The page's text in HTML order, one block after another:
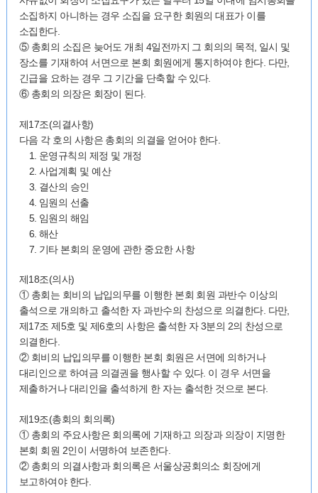
소집하지 아니하는 경우 소집을 요구한 회원의 대표가 이를
소집한다.
⑤ 총회의 소집은 늦어도 개최 4일전까지 그 회의의 목적, 일시 및
장소를 기재하여 서면으로 본회 회원에게 통지하여야 한다. 다만,
긴급을 요하는 경우 그 기간을 단축할 수 있다.
⑥ 총회의 의장은 회장이 된다.
제17조(의결사항)
다음 각 호의 사항은 총회의 의결을 얻어야 한다.
1. 운영규칙의 제정 및 개정
2. 사업계획 및 예산
3. 결산의 승인
4. 임원의 선출
5. 임원의 해임
6. 해산
7. 기타 본회의 운영에 관한 중요한 사항
제18조(의사)
① 총회는 회비의 납입의무를 이행한 본회 회원 과반수 이상의
출석으로 개의하고 출석한 자 과반수의 찬성으로 의결한다. 다만,
제17조 제5호 및 제6호의 사항은 출석한 자 3분의 2의 찬성으로
의결한다.
② 회비의 납입의무를 이행한 본회 회원은 서면에 의하거나
대리인으로 하여금 의결권을 행사할 수 있다. 이 경우 서면을
제출하거나 대리인을 출석하게 한 자는 출석한 것으로 본다.
제19조(총회의 회의록)
① 총회의 주요사항은 회의록에 기재하고 의장과 의장이 지명한
본회 회원 2인이 서명하여 보존한다.
② 총회의 의결사항과 회의록은 서울상공회의소 회장에게
보고하여야 한다.